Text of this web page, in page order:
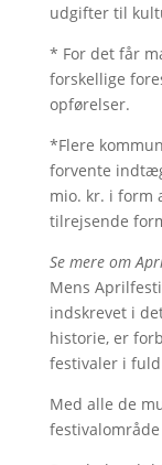
udgifter til
* For det får
forskellige
opførelser.
*Flere
forvente
mio. kr. i form
tilrejsende
Se mere om
Mens
indskrevet i
historie, er
festivaler i
Med alle de